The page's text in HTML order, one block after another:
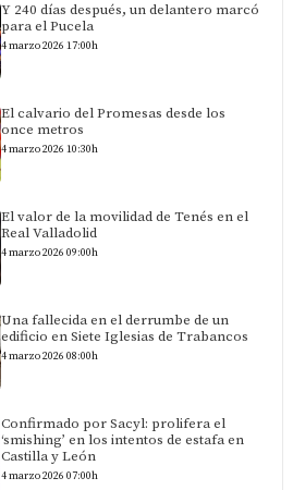
Y 240 días después, un delantero marcó
para el Pucela
4 marzo 2026 17:00h
El calvario del Promesas desde los
once metros
4 marzo 2026 10:30h
El valor de la movilidad de Tenés en el
Real Valladolid
4 marzo 2026 09:00h
Una fallecida en el derrumbe de un
edificio en Siete Iglesias de Trabancos
4 marzo 2026 08:00h
Confirmado por Sacyl: prolifera el
‘smishing’ en los intentos de estafa en
Castilla y León
4 marzo 2026 07:00h